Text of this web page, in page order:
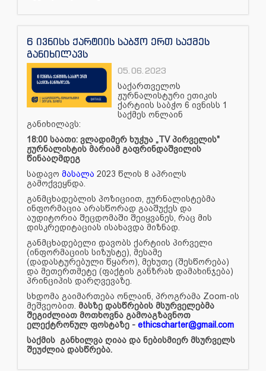
6 ივნისს ქარტიის საბჭო ერთ საქმეს
განიხილავს
05.06.2023
საქართველოს
ჟურნალისტური ეთიკის
ქარტიის საბჭო 6 ივნისს 1
საქმეს ონლაინ
განიხილავს:
18:00 საათი: ვლადიმერ ხუჭუა „TV პირველის"
ჟურნალისტის მარიამ გაფრინდაშვილის
წინააღმდეგ
სადავო მასალა 2023 წლის 8 აპრილს
გამოქვეყნდა.
განმცხადებლის პოზიციით, ჟურნალისტებმა
ინფორმაცია არასწორად გააშუქეს და
აუდიტორია შეცდომაში შეიყვანეს, რაც მის
დისკრედიტაციას ისახავდა მიზნად.
განმცხადებელი დავობს ქარტიის პირველი
(ინფორმაციის სიზუსტე), მესამე
(დადასტურებული წყარო), მეხუთე (შესწორება)
და მეთერთმეტე (ფაქტის განზრახ დამახინჯება)
პრინციპის დარღვევაზე.
სხდომა გაიმართება ონლაინ, პროგრამა Zoom-ის
მეშვეობით. მასზე დასწრების მსურველებმა
შეგიძლიათ მოთხოვნა გამოაგზავნოთ
ელექტრონულ ფოსტაზე - ethicscharter@gmail.com
საქმის განხილვა ღიაა და ნებისმიერ მსურველს
შეუძლია დასწრება.